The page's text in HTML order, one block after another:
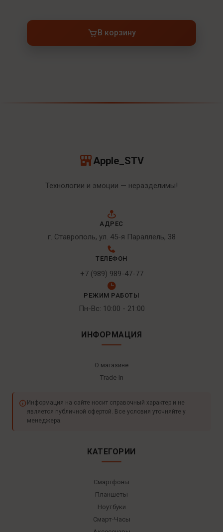
В корзину
Apple_STV
Технологии и эмоции — неразделимы!
АДРЕС
г. Ставрополь, ул. 45-я Параллель, 38
ТЕЛЕФОН
+7 (989) 989-47-77
РЕЖИМ РАБОТЫ
Пн-Вс: 10:00 - 21:00
ИНФОРМАЦИЯ
О магазине
Trade-In
Информация на сайте носит справочный характер и не
является публичной офертой. Все условия уточняйте у
менеджера.
КАТЕГОРИИ
Смартфоны
Планшеты
Ноутбуки
Смарт-Часы